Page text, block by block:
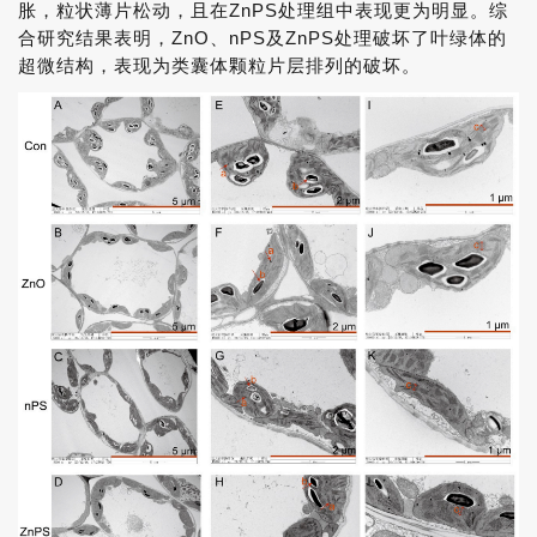
胀，粒状薄片松动，且在ZnPS处理组中表现更为明显。综
合研究结果表明，ZnO、nPS及ZnPS处理破坏了叶绿体的
超微结构，表现为类囊体颗粒片层排列的破坏。